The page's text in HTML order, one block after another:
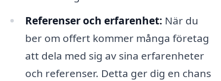
Referenser och erfarenhet: När du
ber om offert kommer många företag
att dela med sig av sina erfarenheter
och referenser. Detta ger dig en chans